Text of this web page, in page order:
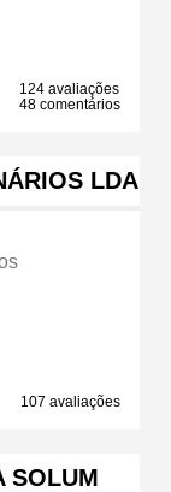
124 avaliações
48 comentários
LDA
107 avaliações
SOLUM